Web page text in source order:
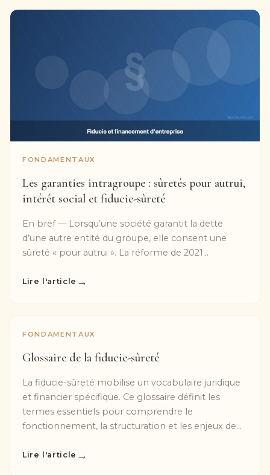
FONDAMENTAUX
Les garanties intragroupe : sûretés pour autrui,
intérêt social et fiducie-sûreté
En bref — Lorsqu’une société garantit la dette
d’une autre entité du groupe, elle consent une
sûreté « pour autrui ». La réforme de 2021...
Lire l'article →
FONDAMENTAUX
Glossaire de la fiducie-sûreté
La fiducie-sûreté mobilise un vocabulaire juridique
et financier spécifique. Ce glossaire définit les
termes essentiels pour comprendre le
fonctionnement, la structuration et les enjeux de...
Lire l'article →